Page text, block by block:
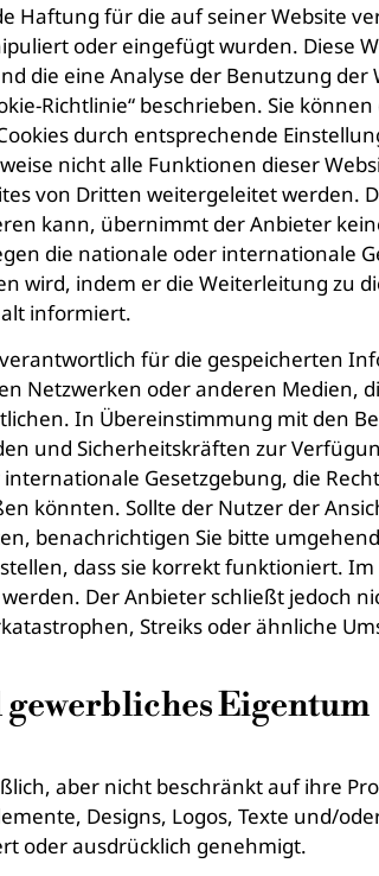
Haftung für die auf seiner Website
oder eingefügt wurden. Diese
die eine Analyse der Benutzung
Richtlinie“ beschrieben. Sie
durch entsprechende
nicht alle Funktionen dieser
von Dritten weitergeleitet werden.
kann, übernimmt der Anbieter
die nationale oder internationale
wird, indem er die Weiterleitung zu
informiert.
für die gespeicherten
Netzwerken oder anderen Medien,
In Übereinstimmung mit den
und Sicherheitskräften zur
Gesetzgebung, die
könnten. Sollte der Nutzer der
benachrichtigen Sie bitte
dass sie korrekt funktioniert.
Der Anbieter schließt jedoch
Streiks oder ähnliche
gewerbliches Eigentum
aber nicht beschränkt auf ihre
Designs, Logos, Texte und/
oder ausdrücklich genehmigt.